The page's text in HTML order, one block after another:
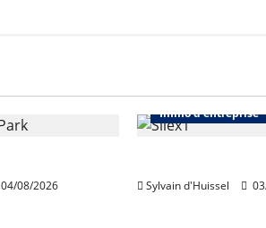
04/08/2026
Immo d'entreprise
Sylvain d'Huissel